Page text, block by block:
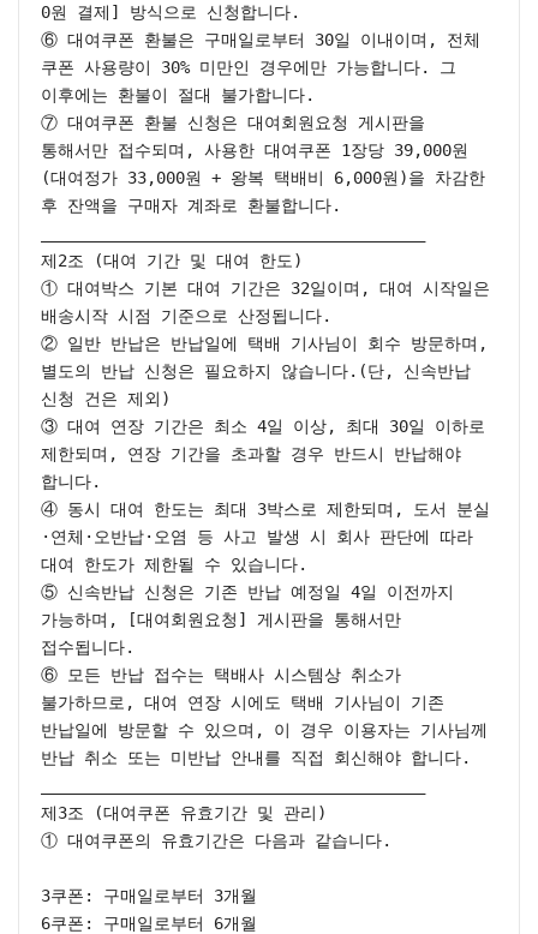
0원 결제] 방식으로 신청합니다.
⑥ 대여쿠폰 환불은 구매일로부터 30일 이내이며, 전체
쿠폰 사용량이 30% 미만인 경우에만 가능합니다. 그
이후에는 환불이 절대 불가합니다.
⑦ 대여쿠폰 환불 신청은 대여회원요청 게시판을
통해서만 접수되며, 사용한 대여쿠폰 1장당 39,000원
(대여정가 33,000원 + 왕복 택배비 6,000원)을 차감한
후 잔액을 구매자 계좌로 환불합니다.
제2조 (대여 기간 및 대여 한도)
① 대여박스 기본 대여 기간은 32일이며, 대여 시작일은
배송시작 시점 기준으로 산정됩니다.
② 일반 반납은 반납일에 택배 기사님이 회수 방문하며,
별도의 반납 신청은 필요하지 않습니다.(단, 신속반납
신청 건은 제외)
③ 대여 연장 기간은 최소 4일 이상, 최대 30일 이하로
제한되며, 연장 기간을 초과할 경우 반드시 반납해야
합니다.
④ 동시 대여 한도는 최대 3박스로 제한되며, 도서 분실
·연체·오반납·오염 등 사고 발생 시 회사 판단에 따라
대여 한도가 제한될 수 있습니다.
⑤ 신속반납 신청은 기존 반납 예정일 4일 이전까지
가능하며, [대여회원요청] 게시판을 통해서만
접수됩니다.
⑥ 모든 반납 접수는 택배사 시스템상 취소가
불가하므로, 대여 연장 시에도 택배 기사님이 기존
반납일에 방문할 수 있으며, 이 경우 이용자는 기사님께
반납 취소 또는 미반납 안내를 직접 회신해야 합니다.
제3조 (대여쿠폰 유효기간 및 관리)
① 대여쿠폰의 유효기간은 다음과 같습니다.
3쿠폰: 구매일로부터 3개월
6쿠폰: 구매일로부터 6개월